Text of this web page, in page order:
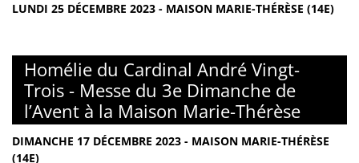
LUNDI 25 DÉCEMBRE 2023 - MAISON MARIE-THÉRÈSE (14E)
Homélie du Cardinal André Vingt-
Trois - Messe du 3e Dimanche de
l’Avent à la Maison Marie-Thérèse
DIMANCHE 17 DÉCEMBRE 2023 - MAISON MARIE-THÉRÈSE
(14E)